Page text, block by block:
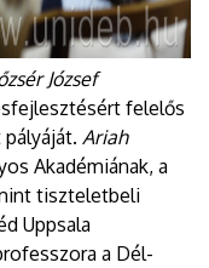
József
felelős
Ariah
Akadémiának, a
tiszteletbeli
Uppsala
a Dél-